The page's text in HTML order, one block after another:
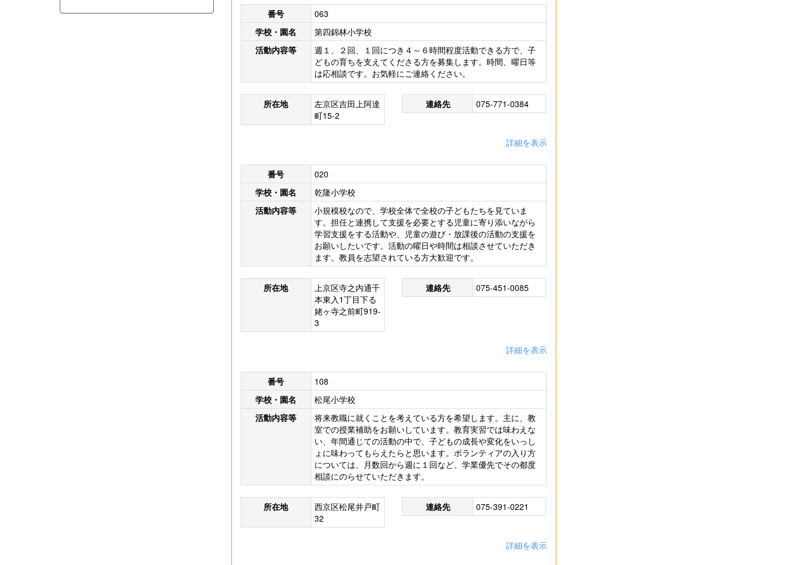
番号
063
学校・園名
第四錦林小学校
活動内容等
週１、２回、１回につき４～６時間程度活動できる方で、子
どもの育ちを支えてくださる方を募集します。時間、曜日等
は応相談です。お気軽にご連絡ください。
所在地
左京区吉田上阿達
町15-2
連絡先 075-771-0384
詳細を表示
番号
020
学校・園名
乾隆小学校
活動内容等
小規模校なので、学校全体で全校の子どもたちを見ていま
す。担任と連携して支援を必要とする児童に寄り添いながら
学習支援をする活動や、児童の遊び・放課後の活動の支援を
お願いしたいです。活動の曜日や時間は相談させていただき
ます。教員を志望されている方大歓迎です。
所在地
上京区寺之内通千
本東入1丁目下る
姥ヶ寺之前町919-
3
連絡先 075-451-0085
詳細を表示
番号
108
学校・園名
松尾小学校
活動内容等
将来教職に就くことを考えている方を希望します。主に、教
室での授業補助をお願いしています。教育実習では味わえな
い、年間通じての活動の中で、子どもの成長や変化をいっし
ょに味わってもらえたらと思います。ボランティアの入り方
については、月数回から週に１回など、学業優先でその都度
相談にのらせていただきます。
所在地
西京区松尾井戸町
32
連絡先 075-391-0221
詳細を表示